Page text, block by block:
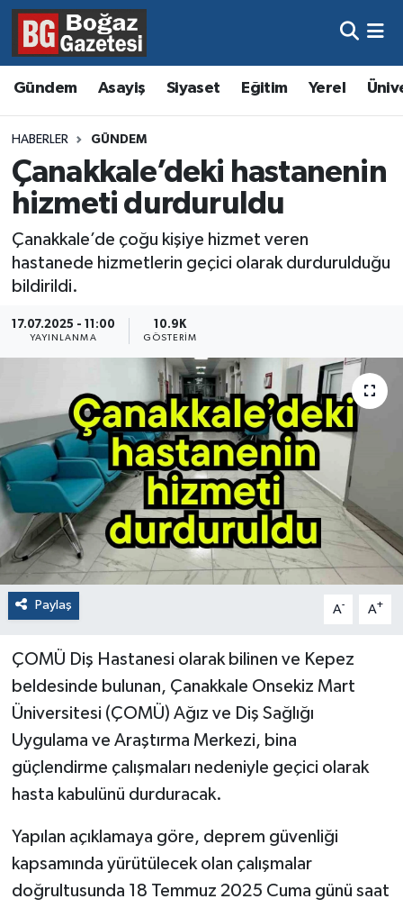
Gündem Asayiş Siyaset Eğitim Yerel
HABERLER GÜNDEM
Çanakkale’deki hastanenin
hizmeti durduruldu
Çanakkale’de çoğu kişiye hizmet veren
hastanede hizmetlerin geçici olarak durdurulduğu
bildirildi.
17.07.2025 - 11:00
YAYINLANMA
10.9K
GÖSTERIM
Paylaş A- A+
ÇOMÜ Diş Hastanesi olarak bilinen ve Kepez
beldesinde bulunan, Çanakkale Onsekiz Mart
Üniversitesi (ÇOMÜ) Ağız ve Diş Sağlığı
Uygulama ve Araştırma Merkezi, bina
güçlendirme çalışmaları nedeniyle geçici olarak
hasta kabulünü durduracak.
Yapılan açıklamaya göre, deprem güvenliği
kapsamında yürütülecek olan çalışmalar
doğrultusunda 18 Temmuz 2025 Cuma günü saat
Asayiş
Eğitim
Ekonomi
Gündem
Kültür ve Sanat
Resmi İlanlar
Sağlık
Hava Durumu
Trafik Durumu
Süper Lig Puan Durumu ve Fikstür
Tüm Manşetler
Son Dakika Haberleri